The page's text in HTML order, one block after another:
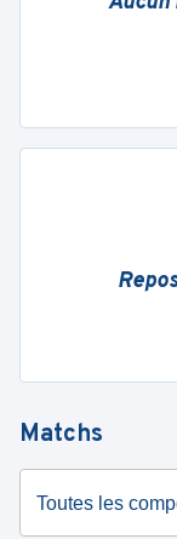
Matchs
Toutes les